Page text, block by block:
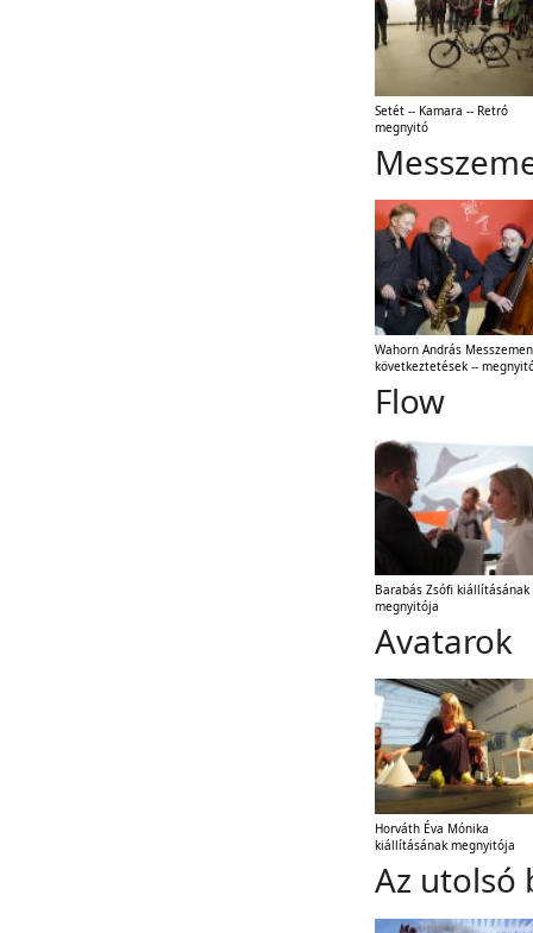
Setét -- Kamara -- Retró
megnyitó
Wahorn András
következtetések --
Flow
Barabás Zsófi kiállításának
megnyitója
Avatarok
Horváth Éva Mónika
kiállításának megnyitója
Az utolsó